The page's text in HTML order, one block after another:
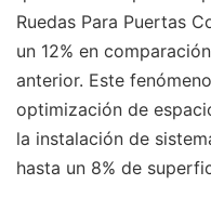
Ruedas Para Puertas
un 12% en
anterior. Este
optimización de
la instalación de
hasta un 8% de